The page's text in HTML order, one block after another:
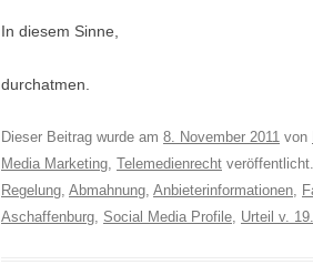
In diesem Sinne,
durchatmen.
Dieser Beitrag wurde am 8. November 2011 von
Media Marketing, Telemedienrecht
Regelung, Abmahnung, Anbieterinformationen,
Aschaffenburg, Social Media Profile, Urteil v.